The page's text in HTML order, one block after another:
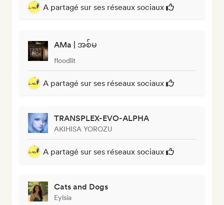
A partagé sur ses réseaux sociaux
AMa | အစ်မ
floodlit
A partagé sur ses réseaux sociaux
TRANSPLEX-EVO-ALPHA
AKIHISA YOROZU
A partagé sur ses réseaux sociaux
Cats and Dogs
Eylsia